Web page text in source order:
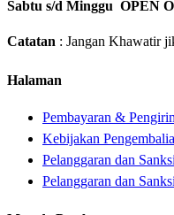
Sabtu s/d Minggu OPEN
Catatan : Jangan Khawatir
Halaman
Pembayaran &
Kebijakan
Pelanggaran dan
Pelanggaran dan